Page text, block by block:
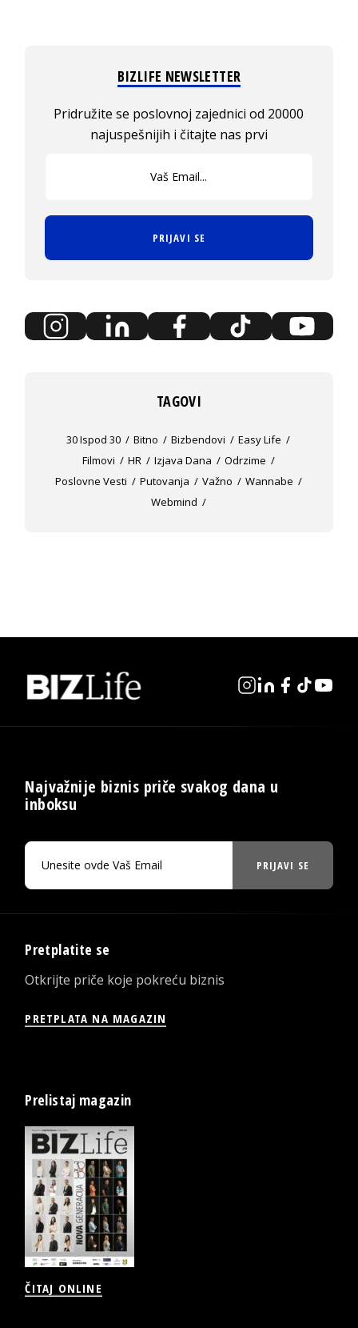
BIZLIFE NEWSLETTER
Pridružite se poslovnoj zajednici od 20000
najuspešnijih i čitajte nas prvi
PRIJAVI SE
TAGOVI
30 Ispod 30 Bitno Bizbendovi
Easy Life
Filmovi
HR Izjava Dana
Odrzime
Poslovne Vesti
Putovanja Važno
Wannabe
Webmind
Najvažnije biznis priče svakog dana u
inboksu
PRIJAVI SE
Pretplatite se
Otkrijte priče koje pokreću biznis
PRETPLATA NA MAGAZIN
Prelistaj magazin
ČITAJ ONLINE